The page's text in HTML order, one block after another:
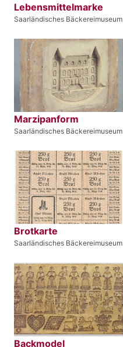
Lebensmittelmarke
Saarländisches Bäckereimuseum
Marzipanform
Saarländisches Bäckereimuseum
Brotkarte
Saarländisches Bäckereimuseum
Backmodel